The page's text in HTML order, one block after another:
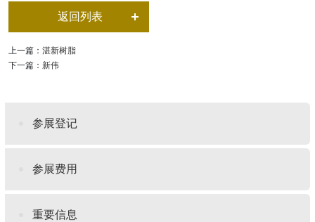
返回列表
上一篇：湛新树脂
下一篇：新伟
参展登记
参展费用
重要信息